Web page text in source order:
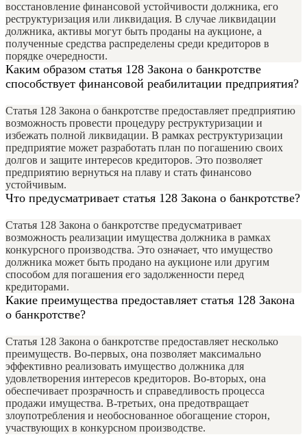
восстановление финансовой устойчивости должника, его
реструктуризация или ликвидация. В случае ликвидации
должника, активы могут быть проданы на аукционе, а
полученные средства распределены среди кредиторов в
порядке очередности.
Каким образом статья 128 Закона о банкротстве
способствует финансовой реабилитации предприятия?
Статья 128 Закона о банкротстве предоставляет предприятию
возможность провести процедуру реструктуризации и
избежать полной ликвидации. В рамках реструктуризации
предприятие может разработать план по погашению своих
долгов и защите интересов кредиторов. Это позволяет
предприятию вернуться на плаву и стать финансово
устойчивым.
Что предусматривает статья 128 Закона о банкротстве?
Статья 128 Закона о банкротстве предусматривает
возможность реализации имущества должника в рамках
конкурсного производства. Это означает, что имущество
должника может быть продано на аукционе или другим
способом для погашения его задолженности перед
кредиторами.
Какие преимущества предоставляет статья 128 Закона
о банкротстве?
Статья 128 Закона о банкротстве предоставляет несколько
преимуществ. Во-первых, она позволяет максимально
эффективно реализовать имущество должника для
удовлетворения интересов кредиторов. Во-вторых, она
обеспечивает прозрачность и справедливость процесса
продажи имущества. В-третьих, она предотвращает
злоупотребления и необоснованное обогащение сторон,
участвующих в конкурсном производстве.